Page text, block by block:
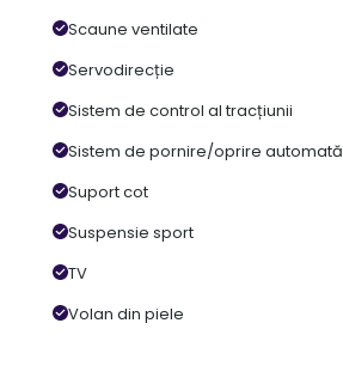
Scaune ventilate
Servodirecție
Sistem de control al tracțiunii
Sistem de pornire/oprire automată
Suport cot
Suspensie sport
TV
Volan din piele